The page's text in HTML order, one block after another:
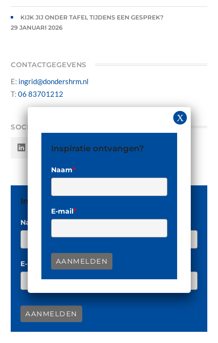
KIJK JIJ ONDER TAFEL TIJDENS EEN GESPREK?
29 JANUARI 2026
CONTACTGEGEVENS
E: ingrid@dondershrm.nl
T:06 83701212
SOCIAL MEDIA
Inspiratie ontvangen?
Naam
E-mail
AANMELDEN
Inspiratie ontvangen?
Naam*
E-mail*
AANMELDEN